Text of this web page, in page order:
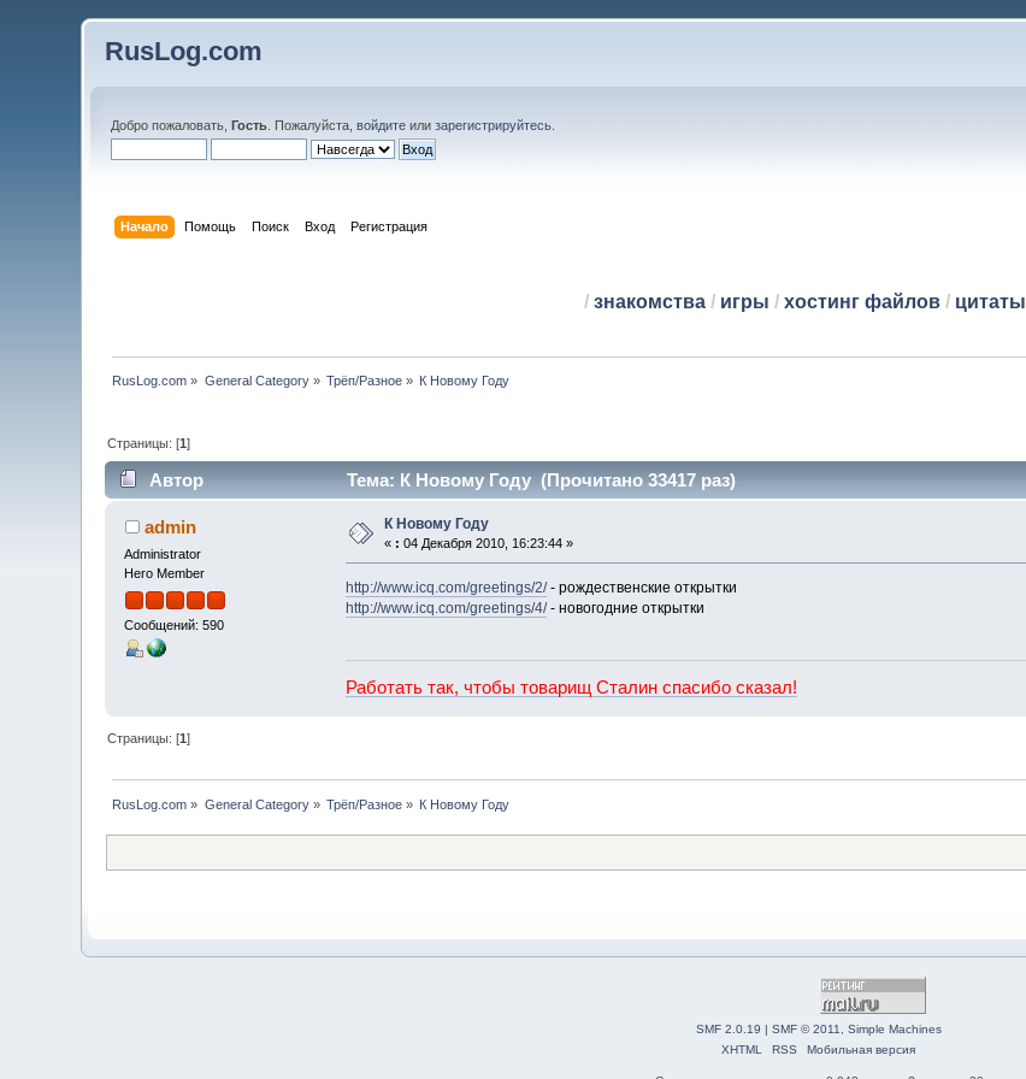
RusLog.com
Добро пожаловать,Гость . Пожалуйста,войдите илизарегистрируйтесь
Начало Помощь Поиск Вход Регистрация
/ знакомства/ игры / хостинг файлов/ цитаты
RusLog.com » General Category» Трёп/Разное » К Новому Году
Страницы: [1]
Автор Тема: К Новому Году (Прочитано 33417 раз)
admin
Administrator
Hero Member
Сообщений: 590
К Новому Году
« : 04 Декабря 2010, 16:23:44 »
http://www.icq.com/greetings/2/- рождественские открытки
http://www.icq.com/greetings/4/- новогодние открытки
Работать так, чтобы товарищ Сталин спасибо сказал!
Страницы: [1]
RusLog.com » General Category» Трёп/Разное » К Новому Году
SMF 2.0.19 | SMF © 2011
Simple Machines
XHTML
RSS Мобильная версия